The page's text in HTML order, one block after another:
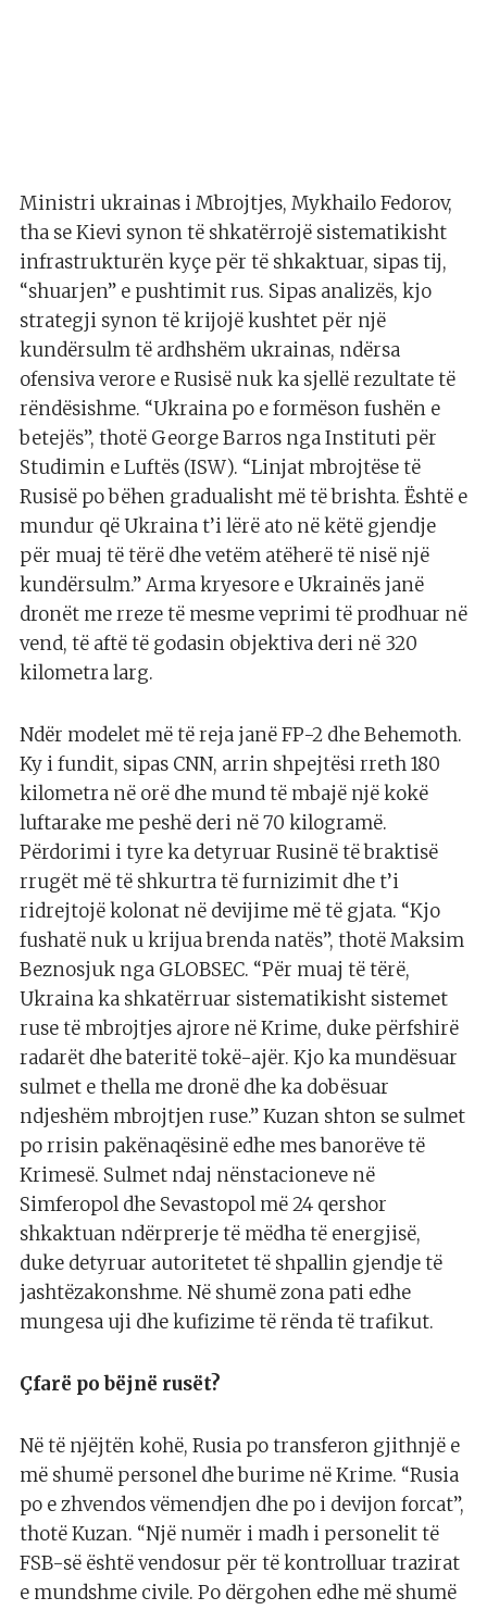
Ministri ukrainas i Mbrojtjes, Mykhailo Fedorov,
tha se Kievi synon të shkatërrojë sistematikisht
infrastrukturën kyçe për të shkaktuar, sipas tij,
“shuarjen” e pushtimit rus. Sipas analizës, kjo
strategji synon të krijojë kushtet për një
kundërsulm të ardhshëm ukrainas, ndërsa
ofensiva verore e Rusisë nuk ka sjellë rezultate të
rëndësishme. “Ukraina po e formëson fushën e
betejës”, thotë George Barros nga Instituti për
Studimin e Luftës (ISW). “Linjat mbrojtëse të
Rusisë po bëhen gradualisht më të brishta. Është e
mundur që Ukraina t’i lërë ato në këtë gjendje
për muaj të tërë dhe vetëm atëherë të nisë një
kundërsulm.” Arma kryesore e Ukrainës janë
dronët me rreze të mesme veprimi të prodhuar në
vend, të aftë të godasin objektiva deri në 320
kilometra larg.
Ndër modelet më të reja janë FP-2 dhe Behemoth.
Ky i fundit, sipas CNN, arrin shpejtësi rreth 180
kilometra në orë dhe mund të mbajë një kokë
luftarake me peshë deri në 70 kilogramë.
Përdorimi i tyre ka detyruar Rusinë të braktisë
rrugët më të shkurtra të furnizimit dhe t’i
ridrejtojë kolonat në devijime më të gjata. “Kjo
fushatë nuk u krijua brenda natës”, thotë Maksim
Beznosjuk nga GLOBSEC. “Për muaj të tërë,
Ukraina ka shkatërruar sistematikisht sistemet
ruse të mbrojtjes ajrore në Krime, duke përfshirë
radarët dhe bateritë tokë-ajër. Kjo ka mundësuar
sulmet e thella me dronë dhe ka dobësuar
ndjeshëm mbrojtjen ruse.” Kuzan shton se sulmet
po rrisin pakënaqësinë edhe mes banorëve të
Krimesë. Sulmet ndaj nënstacioneve në
Simferopol dhe Sevastopol më 24 qershor
shkaktuan ndërprerje të mëdha të energjisë,
duke detyruar autoritetet të shpallin gjendje të
jashtëzakonshme. Në shumë zona pati edhe
mungesa uji dhe kufizime të rënda të trafikut.
Çfarë po bëjnë rusët?
Në të njëjtën kohë, Rusia po transferon gjithnjë e
më shumë personel dhe burime në Krime. “Rusia
po e zhvendos vëmendjen dhe po i devijon forcat”,
thotë Kuzan. “Një numër i madh i personelit të
FSB-së është vendosur për të kontrolluar trazirat
e mundshme civile. Po dërgohen edhe më shumë